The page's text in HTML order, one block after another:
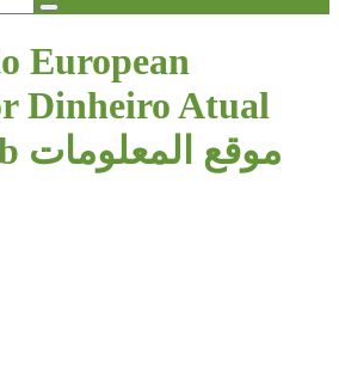
European
Dinheiro Atual
pela Truelab موقع المعلومات